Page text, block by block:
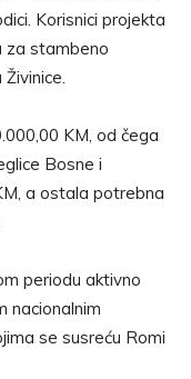
Korisnici projekta
za stambeno
KM, od čega
Bosne i
a ostala potrebna
periodu aktivno
nacionalnim
se susreću Romi